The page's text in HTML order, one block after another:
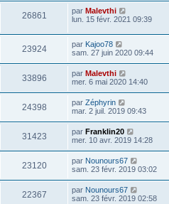
26861 par Malevthi
lun. 15 févr. 2021 09:39
23924 par Kajoo78
sam. 27 juin 2020 09:44
33896 par Malevthi
mer. 6 mai 2020 14:40
24398 par Zéphyrin
mar. 2 juil. 2019 09:43
31423 par Franklin20
mer. 10 avr. 2019 14:28
23120 par Nounours67
sam. 23 févr. 2019 03:02
22367 par Nounours67
sam. 23 févr. 2019 02:58